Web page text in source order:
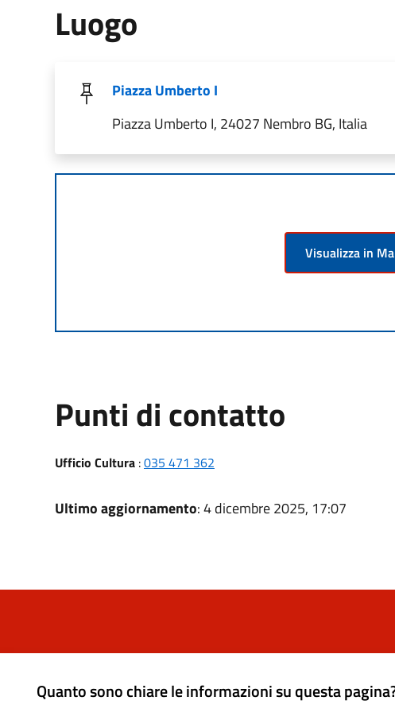
Luogo
Piazza Umberto I
Piazza Umberto I, 24027 Nembro BG, Italia
Visualizza in
Punti di contatto
Ufficio Cultura:035 471 362
Ultimo aggiornamento: 4 dicembre 2025, 17:07
Quanto sono chiare le informazioni su questa